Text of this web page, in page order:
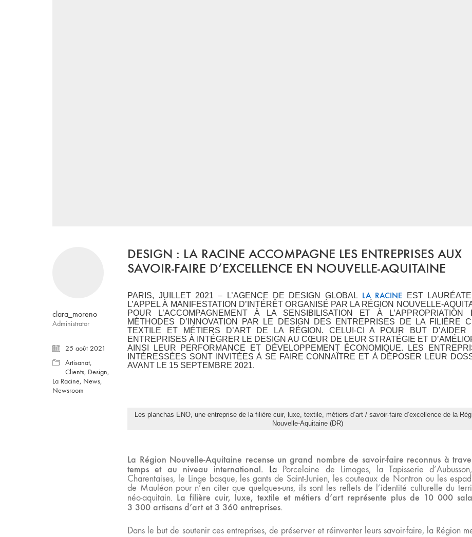
DESIGN : LA RACINE ACCOMPAGNE LES ENTREPRISES AUX
SAVOIR-FAIRE D’EXCELLENCE EN NOUVELLE-AQUITAINE
PARIS, JUILLET 2021 – L’AGENCE DE DESIGN GLOBAL LA RACINE EST
L’APPEL À MANIFESTATION D’INTÉRÊT ORGANISÉ PAR LA RÉGION NOUVELLE-
POUR L’ACCOMPAGNEMENT À LA SENSIBILISATION ET À L’APPROPRIATION
MÉTHODES D’INNOVATION PAR LE DESIGN DES ENTREPRISES DE LA FILIÈRE
TEXTILE ET MÉTIERS D’ART DE LA RÉGION. CELUI-CI A POUR BUT D’AIDER
ENTREPRISES À INTÉGRER LE DESIGN AUCŒUR DE LEUR STRATÉGIE ET
AINSI LEUR PERFORMANCE ET DÉVELOPPEMENT ÉCONOMIQUE. LES
INTÉRESSÉES SONT INVITÉES À SE FAIRE CONNAÎTRE ET À DÉPOSER LEUR
AVANT LE 15 SEPTEMBRE 2021.
Les planchas ENO, une entreprise de la filière cuir, luxe, textile, métiers d’art / savoir-faire d’excellence de la
Nouvelle-Aquitaine (DR)
La Région Nouvelle-Aquitaine recense un grand nombre de savoir-faire reconnus à
temps et au niveau international. La Porcelaine de Limoges, la Tapisserie
Charentaises, le Linge basque, les gants de Saint-Junien, les couteaux de Nontron ou les
de Mauléon pour n’en citer que quelques-uns, ils sont les reflets de l’identité culturelle du
néo-aquitain. La filière cuir, luxe, textile et métiers d’art représente plus de 10 000
3 300 artisans d’art et 3 360 entreprises.
Dans le but de soutenir ces entreprises, de préserver et réinventer leurs savoir-faire, la Région
clara_moreno
Administrator
25 août 2021
Artisanat,
Clients, Design,
La Racine, News,
Newsroom